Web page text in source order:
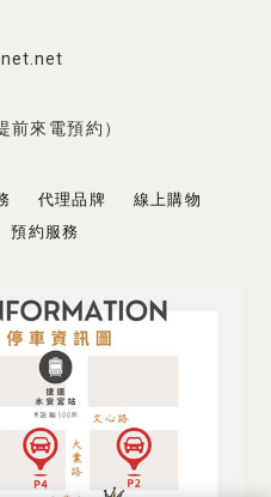
來電預約）
代理品牌
線上購物
預約服務